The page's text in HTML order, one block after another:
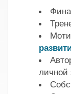
личной